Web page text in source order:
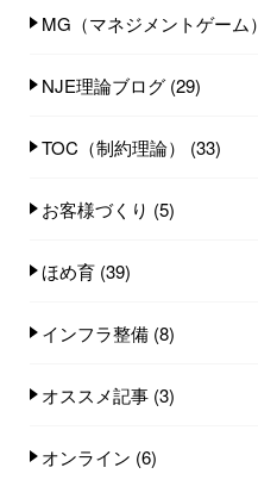
MG（マネジメントゲーム）
NJE理論ブログ (29)
TOC（制約理論） (33)
お客様づくり (5)
ほめ育 (39)
インフラ整備 (8)
オススメ記事 (3)
オンライン (6)